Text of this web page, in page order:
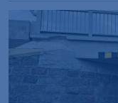
(ROZMOWA)